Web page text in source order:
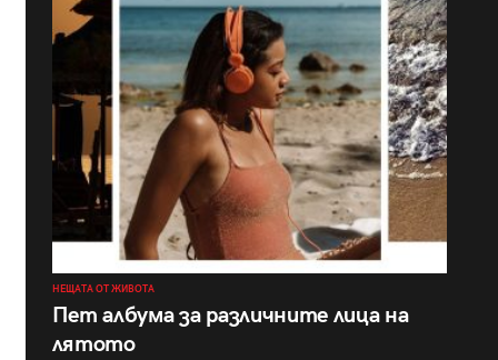
НЕЩАТА ОТ ЖИВОТА
Пет албума за различните лица на
лятото